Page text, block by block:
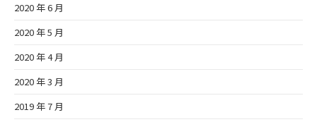
2020 年 6 月
2020 年 5 月
2020 年 4 月
2020 年 3 月
2019 年 7 月